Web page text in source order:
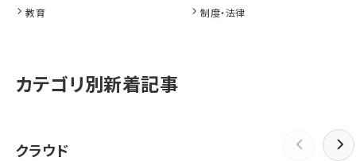
教育
制度・法律
カテゴリ別新着記事
クラウド